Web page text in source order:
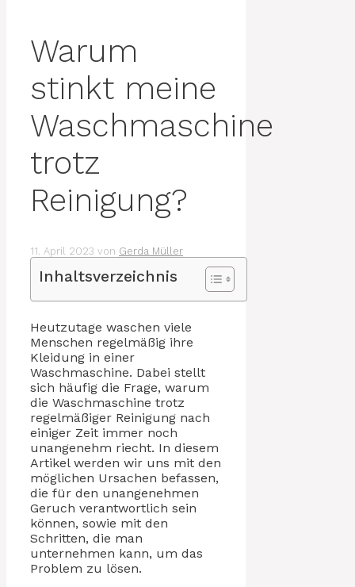
Warum
stinkt meine
Waschmaschine
trotz
Reinigung?
11. April 2023 von Gerda Müller
Inhaltsverzeichnis
Heutzutage waschen viele
Menschen regelmäßig ihre
Kleidung in einer
Waschmaschine. Dabei stellt
sich häufig die Frage, warum
die Waschmaschine trotz
regelmäßiger Reinigung nach
einiger Zeit immer noch
unangenehm riecht. In diesem
Artikel werden wir uns mit den
möglichen Ursachen befassen,
die für den unangenehmen
Geruch verantwortlich sein
können, sowie mit den
Schritten, die man
unternehmen kann, um das
Problem zu lösen.